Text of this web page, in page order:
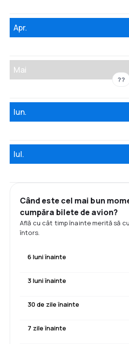
Apr.
Mai
??
Iun.
Iul.
Când este cel mai bun
cumpăra bilete de avion?
Află cu cât timp înainte merită să
întors.
6 luni înainte
3 luni înainte
30 de zile înainte
7 zile înainte